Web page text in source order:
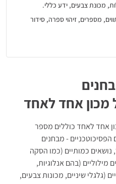
מכונת צבעים, ידע כללי.
מספרים, זיהוי ספרה, סידור
השלמת משפטים.
והאמינות +
מכון אחד לאחד
אחד לאחד כוללים מספר
- מבחנים
נושאים כמותיים (כמו הסקה
מילוליים (בהם אנלוגיות,
(גלגלי שיניים, מכונות צבעים,